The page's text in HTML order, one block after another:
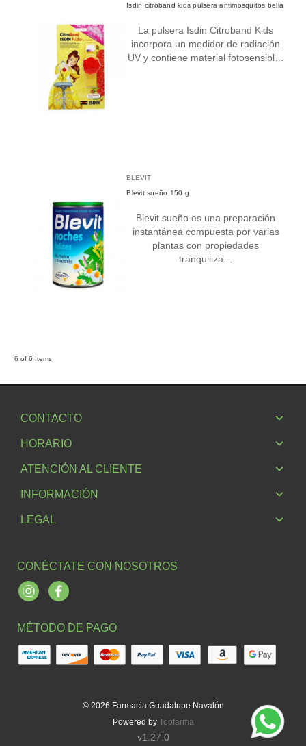
Isdin citroband kids pulsera antimosquitos bella
La pulsera Isdin Citroband Kids
incorpora un medidor de radiación
UV y contiene material fotosensibl…
BLEVIT
Blevit sueño 150 g
Blevit sueño es una preparación
instantánea compuesta por varias
plantas con propiedades
tranquiliza…
6 of 6 Items
CONTACTO
HORARIO
ATENCIÓN AL CLIENTE
INFORMACIÓN
LEGAL
CONÉCTATE CON NOSOTROS
InstagramFacebook
MÉTODO DE PAGO
© 2026 Farmacia Guadalupe Navalón
Powered by Topfarma
v1.27.0